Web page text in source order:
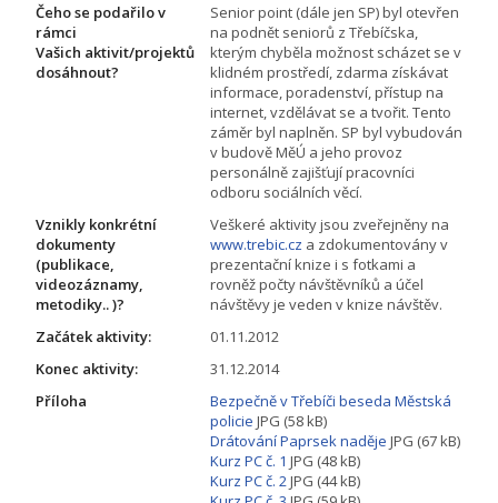
Čeho se podařilo v
rámci
Vašich aktivit/projektů
dosáhnout?
Senior point (dále jen SP) byl otevřen
na podnět seniorů z Třebíčska,
kterým chyběla možnost scházet se v
klidném prostředí, zdarma získávat
informace, poradenství, přístup na
internet, vzdělávat se a tvořit. Tento
záměr byl naplněn. SP byl vybudován
v budově MěÚ a jeho provoz
personálně zajišťují pracovníci
odboru sociálních věcí.
Vznikly konkrétní
dokumenty
(publikace,
videozáznamy,
metodiky.. )?
Veškeré aktivity jsou zveřejněny na
www.trebic.cz a zdokumentovány v
prezentační knize i s fotkami a
rovněž počty návštěvníků a účel
návštěvy je veden v knize návštěv.
Začátek aktivity:
01.11.2012
Konec aktivity:
31.12.2014
Příloha
Bezpečně v Třebíči beseda Městská
policie JPG (58 kB)
Drátování Paprsek naděje JPG (67 kB)
Kurz PC č. 1 JPG (48 kB)
Kurz PC č. 2 JPG (44 kB)